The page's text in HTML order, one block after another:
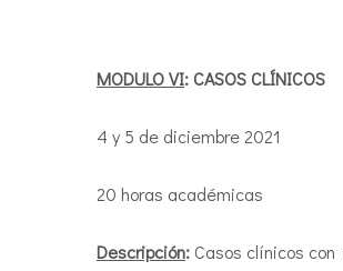
MODULO VI: CASOS CLÍNICOS
4 y 5 de diciembre 2021
20 horas académicas
Descripción: Casos clínicos